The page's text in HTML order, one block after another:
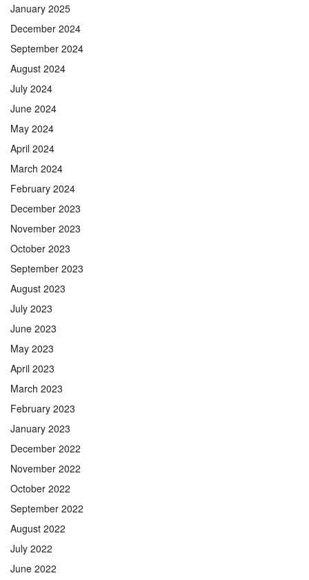
January 2025
December 2024
September 2024
August 2024
July 2024
June 2024
May 2024
April 2024
March 2024
February 2024
December 2023
November 2023
October 2023
September 2023
August 2023
July 2023
June 2023
May 2023
April 2023
March 2023
February 2023
January 2023
December 2022
November 2022
October 2022
September 2022
August 2022
July 2022
June 2022